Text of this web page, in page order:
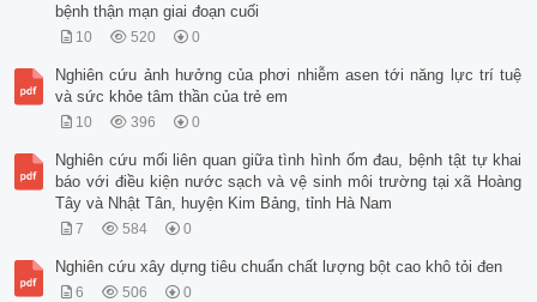
bệnh thận mạn giai đoạn cuối
10 520 0
Nghiên cứu ảnh hưởng của phơi nhiễm asen tới năng lực trí tuệ
và sức khỏe tâm thần của trẻ em
10 396 0
Nghiên cứu mối liên quan giữa tình hình ốm đau, bệnh tật tự khai
báo với điều kiện nước sạch và vệ sinh môi trường tại xã Hoàng
Tây và Nhật Tân, huyện Kim Bảng, tỉnh Hà Nam
7 584 0
Nghiên cứu xây dựng tiêu chuẩn chất lượng bột cao khô tỏi đen
6 506 0